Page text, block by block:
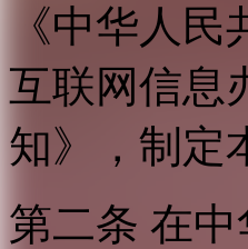
《中华人
互联网信息
知》，制定
第二条 在